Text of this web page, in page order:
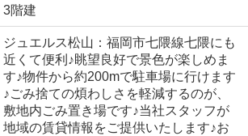
3階建
ジュエルス松山：福岡市七隈線七隈にも
近くて便利♪眺望良好で景色が楽しめま
す♪物件から約200mで駐車場に行けます
♪ごみ捨ての煩わしさを軽減するのが、
敷地内ごみ置き場です♪当社スタッフが
地域の賃貸情報をご提供いたします♪お